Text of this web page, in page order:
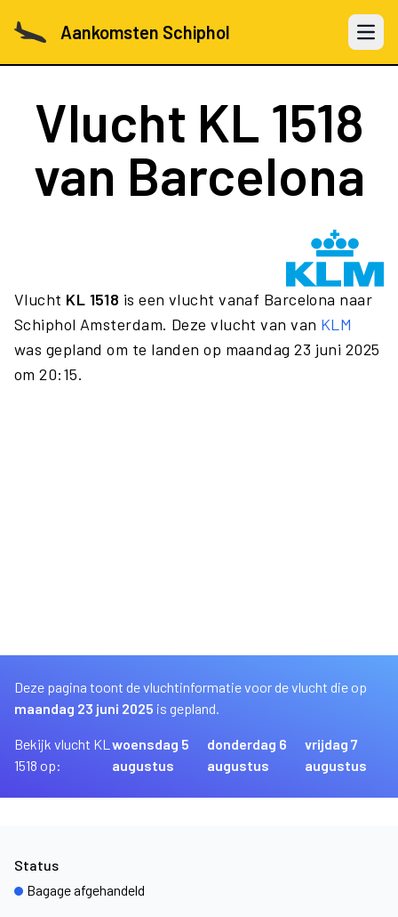
Aankomsten Schiphol Open
Vlucht KL 1518
van Barcelona
Vlucht KL 1518 is een vlucht vanaf Barcelona naar
Schiphol Amsterdam. Deze vlucht van van KLM
was gepland om te landen op maandag 23 juni 2025
om 20:15.
Deze pagina toont de vluchtinformatie voor de vlucht die op
maandag 23 juni 2025 is gepland.
Bekijk vlucht KL
1518 op:
woensdag 5
augustus
donderdag 6
augustus
vrijdag 7
augustus
Status
Bagage afgehandeld